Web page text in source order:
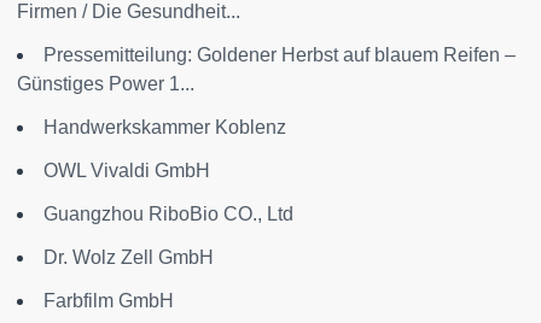
Firmen / Die Gesundheit...
Pressemitteilung: Goldener Herbst auf blauem Reifen –
Günstiges Power 1...
Handwerkskammer Koblenz
OWL Vivaldi GmbH
Guangzhou RiboBio CO., Ltd
Dr. Wolz Zell GmbH
Farbfilm GmbH